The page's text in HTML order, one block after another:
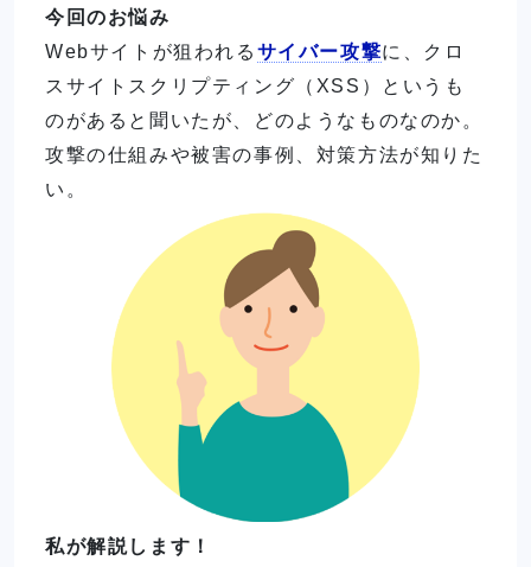
今回のお悩み
Webサイトが狙われる サイバー攻撃に、クロ
スサイトスクリプティング（XSS）というも
のがあると聞いたが、どのようなものなのか。
攻撃の仕組みや被害の事例、対策方法が知りた
い。
私が解説します！